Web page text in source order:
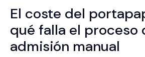
El coste del
qué falla el proceso
admisión manual